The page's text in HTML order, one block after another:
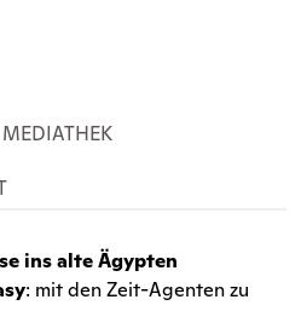
MEDIATHEK
ins alte Ägypten
: mit den Zeit-Agenten zu